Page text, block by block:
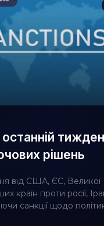
останній
рішень
від США, ЄС, Великої
країн проти росії,
санкції щодо